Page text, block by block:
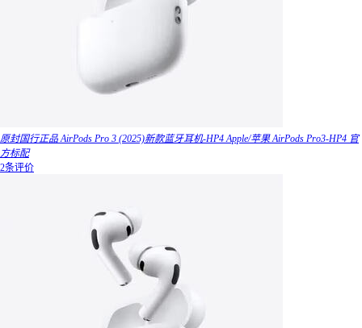
原封国行正品 AirPods Pro 3 (2025)新款蓝牙耳机-HP4 Apple/苹果 AirPods Pro3-HP4 官
方标配
2条评价